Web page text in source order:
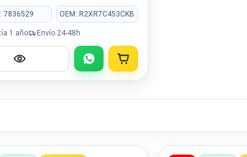
7836529 OEM: R2XR7C453CKB
1 año Envío 24-48h